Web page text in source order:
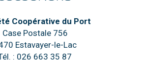
Coopérative du Port
Case Postale 756
Estavayer-le-Lac
: 026 663 35 87